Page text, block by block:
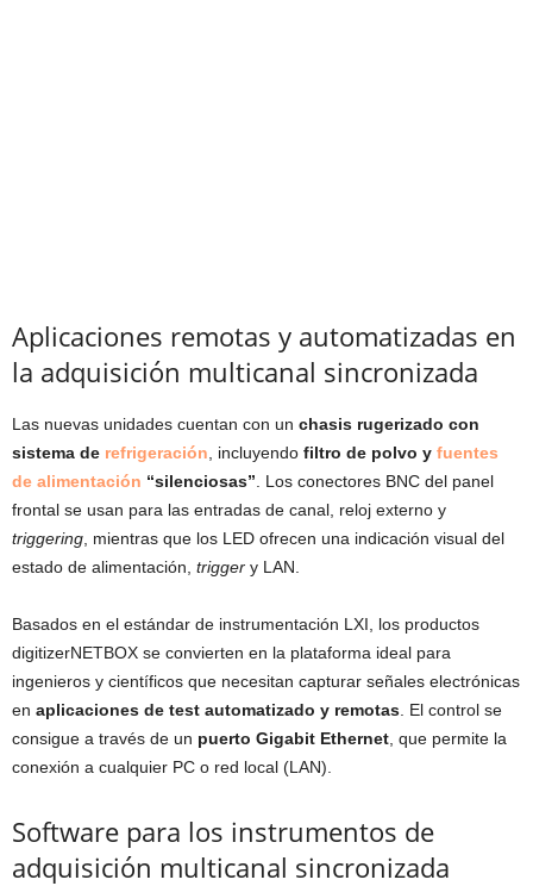
Aplicaciones remotas y automatizadas en
la adquisición multicanal sincronizada
Las nuevas unidades cuentan con un chasis rugerizado con
sistema de refrigeración , incluyendo filtro de polvo y fuentes
de alimentación “silenciosas” . Los conectores BNC del panel
frontal se usan para las entradas de canal, reloj externo y
triggering , mientras que los LED ofrecen una indicación visual del
estado de alimentación, trigger y LAN.
Basados en el estándar de instrumentación LXI, los productos
digitizerNETBOX se convierten en la plataforma ideal para
ingenieros y científicos que necesitan capturar señales electrónicas
en aplicaciones de test automatizado y remotas . El control se
consigue a través de un puerto Gigabit Ethernet , que permite la
conexión a cualquier PC o red local (LAN).
Software para los instrumentos de
adquisición multicanal sincronizada